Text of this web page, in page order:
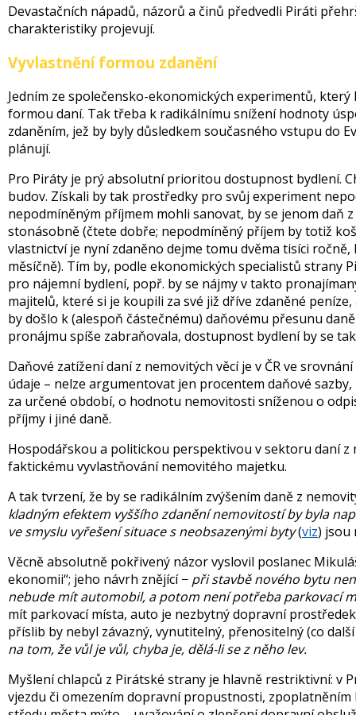
Devastačních nápadů, názorů a činů předvedli Piráti
charakteristiky projevují.
Vyvlastnění formou zdanění
Jedním ze společensko-ekonomických experimentů,
formou daní. Tak třeba k radikálnímu snížení hodnoty
zdaněním, jež by byly důsledkem současného vstupu do
plánují.
Pro Piráty je prý absolutní prioritou dostupnost bydlení.
budov. Získali by tak prostředky pro svůj experiment
nepodmíněným příjmem mohli sanovat, by se jenom daň
stonásobně (čtete dobře; nepodmíněný příjem by totiž
vlastnictví je nyní zdaněno dejme tomu dvěma tisíci
měsíčně). Tím by, podle ekonomických specialistů
pro nájemní bydlení, popř. by se nájmy v takto
majitelů, které si je koupili za své již dříve zdaněné
by došlo k (alespoň částečnému) daňovému přesunu
pronájmu spíše zabraňovala, dostupnost bydlení by se
Daňové zatížení daní z nemovitých věcí je v ČR ve
údaje – nelze argumentovat jen procentem daňové
za určené období, o hodnotu nemovitosti sníženou o
příjmy i jiné daně.
Hospodářskou a politickou perspektivou v sektoru daní z
faktickému vyvlastňování nemovitého majetku.
A tak tvrzení, že by se radikálním zvýšením daně z
kladným efektem vyššího zdanění nemovitostí by byla
ve smyslu vyřešení situace s neobsazenými byty(viz) jsou
Věcně absolutně pokřivený názor vyslovil poslanec
ekonomii“; jeho návrh znějící − při stavbě nového bytu
nebude mít automobil, a potom není potřeba parkovací
mít parkovací místa, auto je nezbytný dopravní
příslib by nebyl závazný, vynutitelný, přenositelný (co
na tom, že vůl je vůl, chyba je, dělá-li se z něho lev.
Myšlení chlapců z Pirátské strany je hlavně restriktivní: v
vjezdu či omezením dopravní propustnosti,